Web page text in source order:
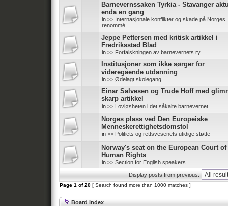
Barnevernssaken Tyrkia - Stavanger
enda en gang
in >> Internasjonale konflikter og skade på Norges
renommé
Jeppe Pettersen med kritisk artikkel i
Fredriksstad Blad
in >> Forfalskningen av barnevernets ry
Institusjoner som ikke sørger for
videregående utdanning
in >> Ødelagt skolegang
Einar Salvesen og Trude Hoff med
skarp artikkel
in >> Lovløsheten i det såkalte barnevernet
Norges plass ved Den Europeiske
Menneskerettighetsdomstol
in >> Politiets og rettsvesenets utidige støtte
Norway's seat on the European Court of
Human Rights
in >> Section for English speakers
Display posts from previous:
Page 1 of20 [ Search found more than 1000 matches ]
Board index